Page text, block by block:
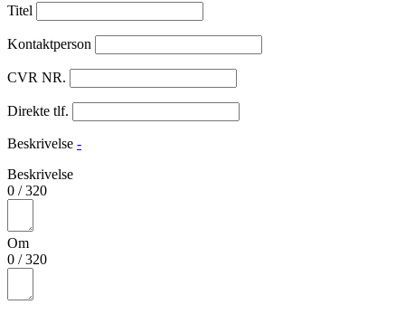
Titel
Kontaktperson
CVR NR.
Direkte tlf.
Beskrivelse -
Beskrivelse
0 /320
Om
0 /320